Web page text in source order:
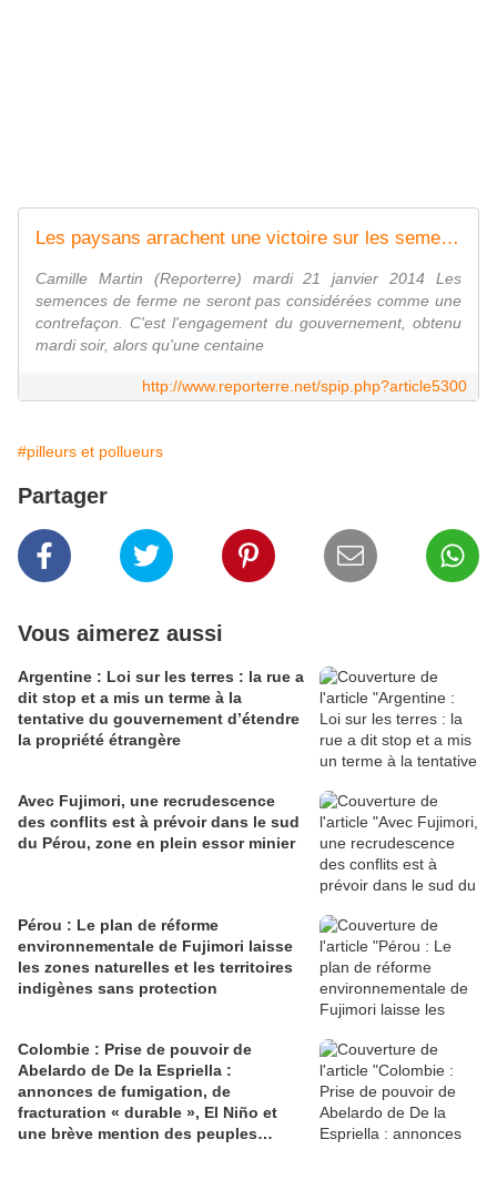
Les paysans arrachent une victoire sur les semences
Camille Martin (Reporterre) mardi 21 janvier 2014 Les
semences de ferme ne seront pas considérées comme une
contrefaçon. C'est l'engagement du gouvernement, obtenu
mardi soir, alors qu'une centaine
http://www.reporterre.net/spip.php?article5300
#pilleurs et pollueurs
Partager
Vous aimerez aussi
Argentine : Loi sur les terres : la rue a
dit stop et a mis un terme à la
tentative du gouvernement d’étendre
la propriété étrangère
Avec Fujimori, une recrudescence
des conflits est à prévoir dans le sud
du Pérou, zone en plein essor minier
Pérou : Le plan de réforme
environnementale de Fujimori laisse
les zones naturelles et les territoires
indigènes sans protection
Colombie : Prise de pouvoir de
Abelardo de De la Espriella :
annonces de fumigation, de
fracturation « durable », El Niño et
une brève mention des peuples